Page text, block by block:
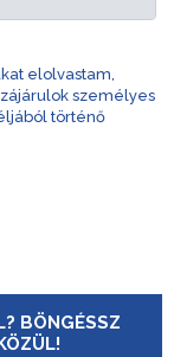
elolvastam,
személyes
történő
BÖNGÉSSZ